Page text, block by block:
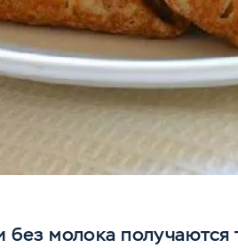
молока